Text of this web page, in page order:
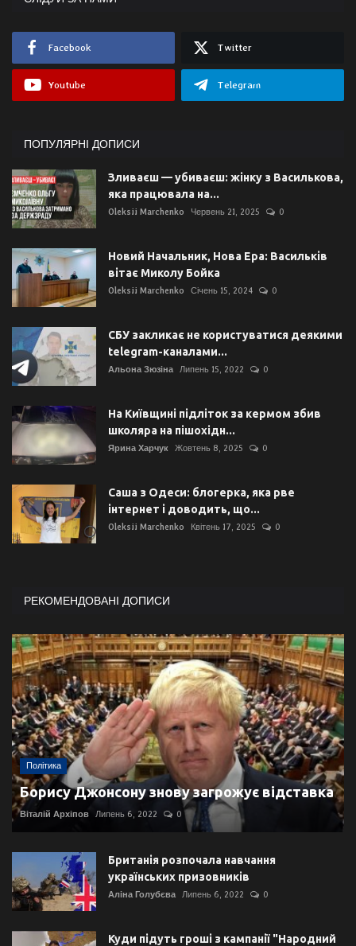
Facebook Twitter
Youtube Telegram
ПОПУЛЯРНІ ДОПИСИ
Зливаєш — убиваєш: жінку з Василькова,
яка працювала на...
Oleksii Marchenko Червень 21, 2025 0
Новий Начальник, Нова Ера: Васильків
вітає Миколу Бойка
Oleksii Marchenko Січень 15, 2024 0
СБУ закликає не користуватися деякими
telegram-каналами...
Альона Зюзіна Липень 15, 2022 0
На Київщині підліток за кермом збив
школяра на пішохідн...
Ярина Харчук Жовтень 8, 2025 0
Саша з Одеси: блогерка, яка рве
інтернет і доводить, що...
Oleksii Marchenko Квітень 17, 2025 0
РЕКОМЕНДОВАНІ ДОПИСИ
Політика
Борису Джонсону знову загрожує відставка
Віталій Архіпов Липень 6, 2022 0
Британія розпочала навчання
українських призовників
Аліна Голубєва Липень 6, 2022 0
Куди підуть гроші з кампанії "Народний